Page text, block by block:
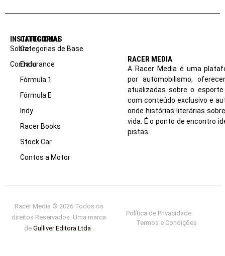
INSTITUCIONAL
Sobre
Contato
CATEGORIAS
Categorias de Base
Endurance
Fórmula 1
Fórmula E
Indy
Racer Books
Stock Car
Contos a Motor
RACER MEDIA
A Racer Media é uma
por automobilismo,
atualizadas sobre o
com conteúdo exclusivo e
onde histórias literárias
vida. É o ponto de encontro
pistas.
Racer Media © 2026 Todos os
direitos Reservados. Uma marca
de Gulliver Editora Ltda
Política de Privacidade
Termos e Condições